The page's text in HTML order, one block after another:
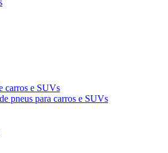
carros e SUVs
pneus para carros e SUVs